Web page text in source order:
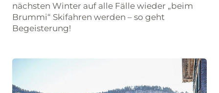
nächsten Winter auf alle Fälle wieder „beim
Brummi“ Skifahren werden – so geht
Begeisterung!